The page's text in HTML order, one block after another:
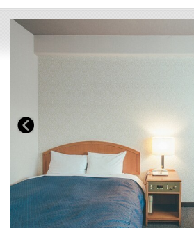
◎JR浜松駅からタクシーで約5分！（徒歩で
◎ロビーの漫画コーナーは話題作＆最新作を
◎セルフサービス式ドリンクコーナーあり《
◎事前決済、後日請求などの場合は領収書の